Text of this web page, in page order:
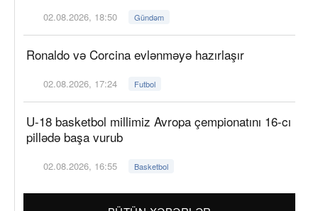
02.08.2026, 18:50 Gündəm
Ronaldo və Corcina evlənməyə hazırlaşır
02.08.2026, 17:24 Futbol
U-18 basketbol millimiz Avropa çempionatını 16-cı
pillədə başa vurub
02.08.2026, 16:55 Basketbol